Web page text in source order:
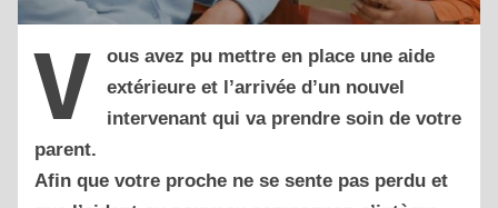
V
ous avez pu mettre en place une aide
extérieure et l’arrivée d’un nouvel
intervenant qui va prendre soin de votre
parent.
Afin que votre proche ne se sente pas perdu et